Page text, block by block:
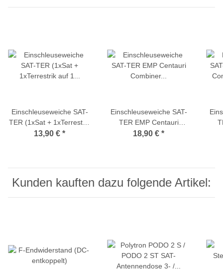
Einschleuseweiche SAT-
TER (1xSat + 1xTerrestrik
auf 1 Teilnehmer)
13,90 € *
Einschleuseweiche SAT-
TER EMP Centauri
Combiner
18,90 € *
Kunden kauften dazu folgende Artikel: